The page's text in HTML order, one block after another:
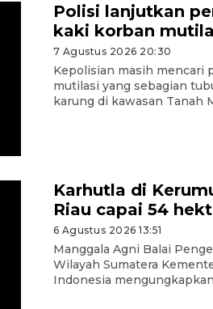
Polisi lanjutkan
kaki korban
7 Agustus 2026 20:30
Kepolisian masih mencari
mutilasi yang sebagian
karung di kawasan Tanah
Karhutla di
Riau capai 54
6 Agustus 2026 13:51
Manggala Agni Balai
Wilayah Sumatera
Indonesia mengungkapkan